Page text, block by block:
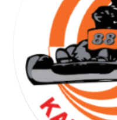
YOGA